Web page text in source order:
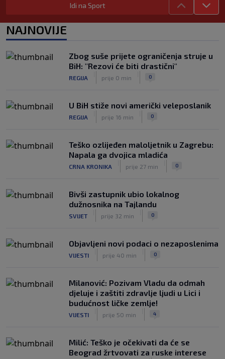
SK
|
9. kol.
Juniori Dinama poraženi u finalu
Sjajni Varaždin razbio Slaven u derbiju
sjevera
Idi na Sport
NAJNOVIJE
Zbog suše prijete ograničenja struje u
BiH: "Rezovi će biti drastični"
REGIJA prije 0 min 0
U BiH stiže novi američki veleposlanik
REGIJA prije 16 min 0
Teško ozlijeđen maloljetnik u Zagrebu:
Napala ga dvojica mladića
CRNA KRONIKA prije 27 min 0
Bivši zastupnik ubio lokalnog
dužnosnika na Tajlandu
SVIJET prije 32 min 0
Objavljeni novi podaci o nezaposlenima
VIJESTI prije 40 min 0
Milanović: Pozivam Vladu da odmah
djeluje i zaštiti zdravlje ljudi u Lici i
budućnost ličke zemlje!
VIJESTI prije 50 min 4
Milić: Teško je očekivati da će se
Beograd žrtvovati za ruske interese